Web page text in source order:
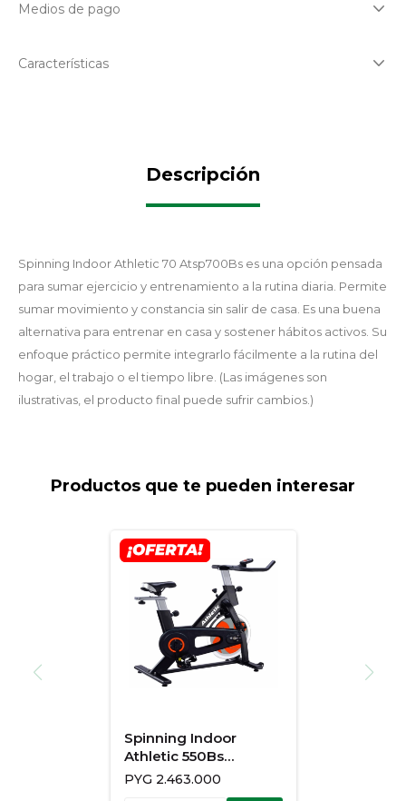
Medios de pago
Características
Descripción
Spinning Indoor Athletic 70 Atsp700Bs es una opción pensada
para sumar ejercicio y entrenamiento a la rutina diaria. Permite
sumar movimiento y constancia sin salir de casa. Es una buena
alternativa para entrenar en casa y sostener hábitos activos. Su
enfoque práctico permite integrarlo fácilmente a la rutina del
hogar, el trabajo o el tiempo libre. (Las imágenes son
ilustrativas, el producto final puede sufrir cambios.)
Productos que te pueden interesar
Spinning Indoor
Athletic 550Bs
Atsp550Bs
PYG 2.463.000